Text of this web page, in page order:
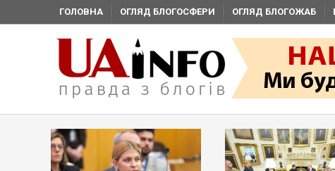
ГОЛОВНА ОГЛЯД БЛОГОСФЕРИ ОГЛЯД БЛОГОЖАБ